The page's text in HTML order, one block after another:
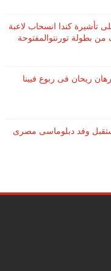
كندا انسحاب لاعبة
بطولة ​تورنتو​المفتوحة
ريحان فى ربوع فيينا
وفد دبلوماسى مصرى